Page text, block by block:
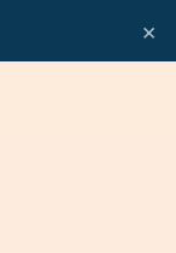
×